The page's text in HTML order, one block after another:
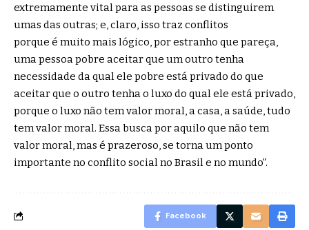
extremamente vital para as pessoas se distinguirem
umas das outras; e, claro, isso traz conflitos
porque é muito mais lógico, por estranho que pareça,
uma pessoa pobre aceitar que um outro tenha
necessidade da qual ele pobre está privado do que
aceitar que o outro tenha o luxo do qual ele está privado,
porque o luxo não tem valor moral, a casa, a saúde, tudo
tem valor moral. Essa busca por aquilo que não tem
valor moral, mas é prazeroso, se torna um ponto
importante no conflito social no Brasil e no mundo”.
Facebook